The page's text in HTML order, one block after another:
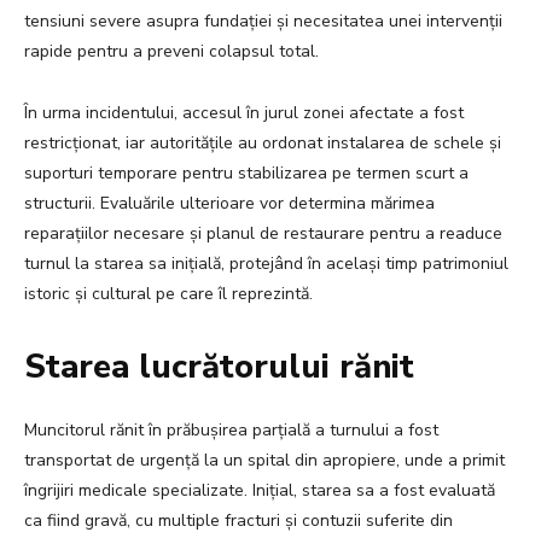
tensiuni severe asupra fundației și necesitatea unei intervenții
rapide pentru a preveni colapsul total.
În urma incidentului, accesul în jurul zonei afectate a fost
restricționat, iar autoritățile au ordonat instalarea de schele și
suporturi temporare pentru stabilizarea pe termen scurt a
structurii. Evaluările ulterioare vor determina mărimea
reparațiilor necesare și planul de restaurare pentru a readuce
turnul la starea sa inițială, protejând în același timp patrimoniul
istoric și cultural pe care îl reprezintă.
Starea lucrătorului rănit
Muncitorul rănit în prăbușirea parțială a turnului a fost
transportat de urgență la un spital din apropiere, unde a primit
îngrijiri medicale specializate. Inițial, starea sa a fost evaluată
ca fiind gravă, cu multiple fracturi și contuzii suferite din